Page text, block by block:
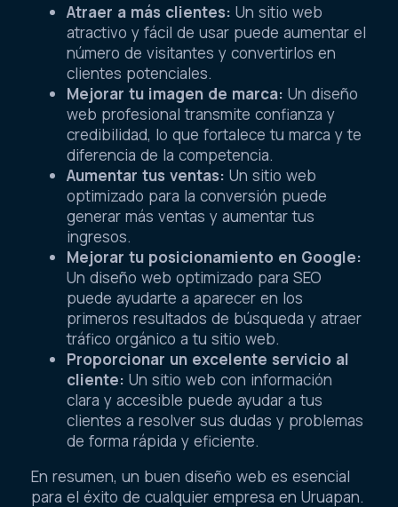
Atraer a más clientes: Un sitio web
atractivo y fácil de usar puede aumentar el
número de visitantes y convertirlos en
clientes potenciales.
Mejorar tu imagen de marca: Un diseño
web profesional transmite confianza y
credibilidad, lo que fortalece tu marca y te
diferencia de la competencia.
Aumentar tus ventas: Un sitio web
optimizado para la conversión puede
generar más ventas y aumentar tus
ingresos.
Mejorar tu posicionamiento en Google:
Un diseño web optimizado para SEO
puede ayudarte a aparecer en los
primeros resultados de búsqueda y atraer
tráfico orgánico a tu sitio web.
Proporcionar un excelente servicio al
cliente: Un sitio web con información
clara y accesible puede ayudar a tus
clientes a resolver sus dudas y problemas
de forma rápida y eficiente.
En resumen, un buen diseño web es esencial
para el éxito de cualquier empresa en Uruapan.